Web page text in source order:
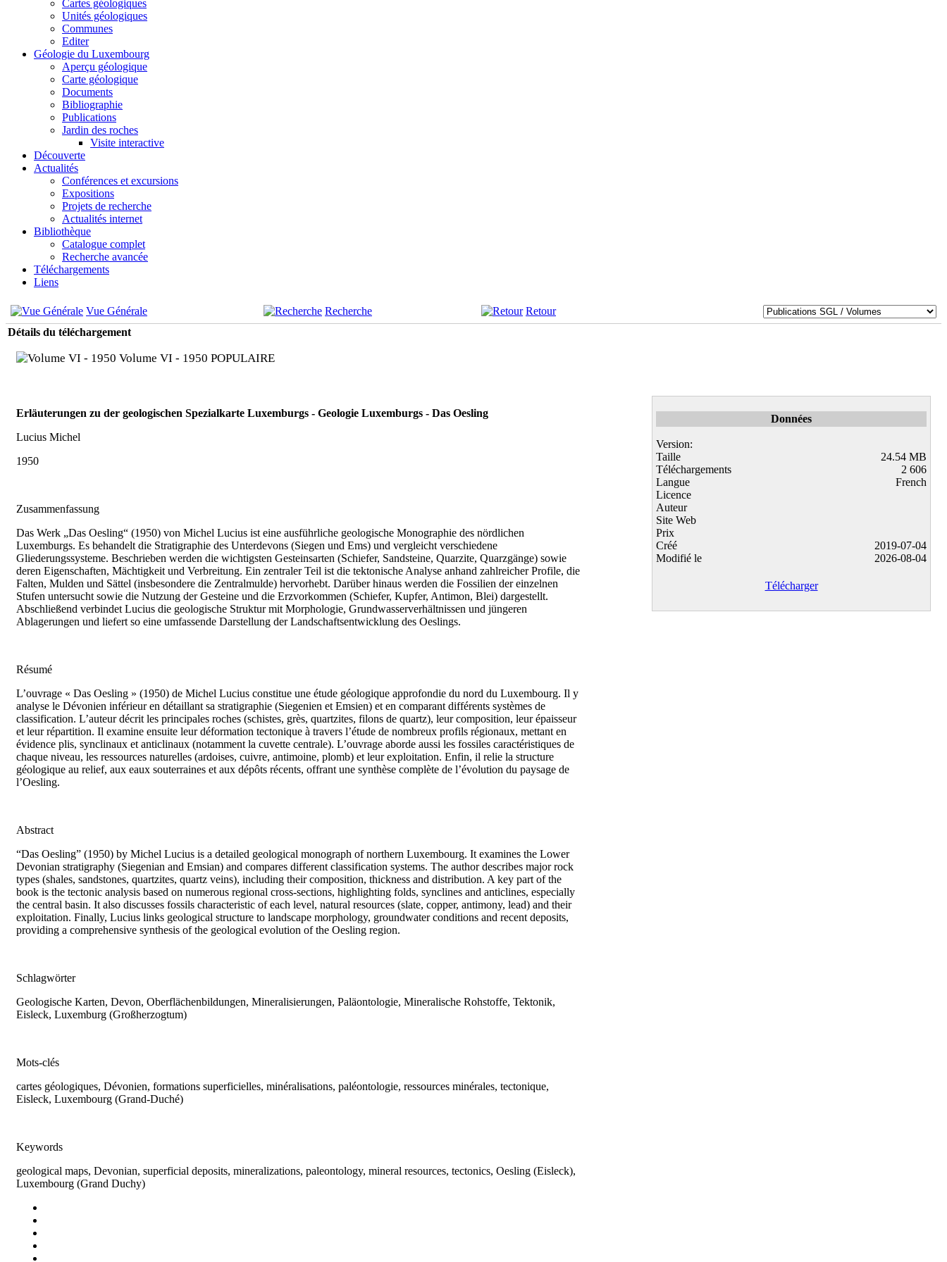
Cartes géologiques
Unités géologiques
Communes
Editer
Géologie du Luxembourg
Aperçu géologique
Carte géologique
Documents
Bibliographie
Publications
Jardin des roches
Visite interactive
Découverte
Actualités
Conférences et excursions
Expositions
Projets de recherche
Actualités internet
Bibliothèque
Catalogue complet
Recherche avancée
Téléchargements
Liens
Vue Générale Recherche
Retour
Détails du téléchargement
Volume VI - 1950 POPULAIRE
Erläuterungen zu der geologischen Spezialkarte Luxemburgs - Geologie Luxemburgs - Das Oesling
Lucius Michel
1950
Zusammenfassung
Das Werk „Das Oesling“ (1950) von Michel Lucius ist eine ausführliche geologische Monographie des nördlichen
Luxemburgs. Es behandelt die Stratigraphie des Unterdevons (Siegen und Ems) und vergleicht verschiedene
Gliederungssysteme. Beschrieben werden die wichtigsten Gesteinsarten (Schiefer, Sandsteine, Quarzite, Quarzgänge) sowie
deren Eigenschaften, Mächtigkeit und Verbreitung. Ein zentraler Teil ist die tektonische Analyse anhand zahlreicher Profile, die
Falten, Mulden und Sättel (insbesondere die Zentralmulde) hervorhebt. Darüber hinaus werden die Fossilien der einzelnen
Stufen untersucht sowie die Nutzung der Gesteine und die Erzvorkommen (Schiefer, Kupfer, Antimon, Blei) dargestellt.
Abschließend verbindet Lucius die geologische Struktur mit Morphologie, Grundwasserverhältnissen und jüngeren
Ablagerungen und liefert so eine umfassende Darstellung der Landschaftsentwicklung des Oeslings.
Résumé
L’ouvrage « Das Oesling » (1950) de Michel Lucius constitue une étude géologique approfondie du nord du Luxembourg. Il y
analyse le Dévonien inférieur en détaillant sa stratigraphie (Siegenien et Emsien) et en comparant différents systèmes de
classification. L’auteur décrit les principales roches (schistes, grès, quartzites, filons de quartz), leur composition, leur épaisseur
et leur répartition. Il examine ensuite leur déformation tectonique à travers l’étude de nombreux profils régionaux, mettant en
évidence plis, synclinaux et anticlinaux (notamment la cuvette centrale). L’ouvrage aborde aussi les fossiles caractéristiques de
chaque niveau, les ressources naturelles (ardoises, cuivre, antimoine, plomb) et leur exploitation. Enfin, il relie la structure
géologique au relief, aux eaux souterraines et aux dépôts récents, offrant une synthèse complète de l’évolution du paysage de
l’Oesling.
Abstract
“Das Oesling” (1950) by Michel Lucius is a detailed geological monograph of northern Luxembourg. It examines the Lower
Devonian stratigraphy (Siegenian and Emsian) and compares different classification systems. The author describes major rock
types (shales, sandstones, quartzites, quartz veins), including their composition, thickness and distribution. A key part of the
book is the tectonic analysis based on numerous regional cross-sections, highlighting folds, synclines and anticlines, especially
the central basin. It also discusses fossils characteristic of each level, natural resources (slate, copper, antimony, lead) and their
exploitation. Finally, Lucius links geological structure to landscape morphology, groundwater conditions and recent deposits,
providing a comprehensive synthesis of the geological evolution of the Oesling region.
Schlagwörter
Geologische Karten, Devon, Oberflächenbildungen, Mineralisierungen, Paläontologie, Mineralische Rohstoffe, Tektonik,
Eisleck, Luxemburg (Großherzogtum)
Mots-clés
cartes géologiques, Dévonien, formations superficielles, minéralisations, paléontologie, ressources minérales, tectonique,
Eisleck, Luxembourg (Grand-Duché)
Keywords
geological maps, Devonian, superficial deposits, mineralizations, paleontology, mineral resources, tectonics, Oesling (Eisleck),
Luxembourg (Grand Duchy)
Données
Version:
Taille
24.54 MB
Téléchargements
2 606
Langue
French
Licence
Auteur
Site Web
Prix
Créé
2019-07-04
Modifié le
2026-08-04
Télécharger